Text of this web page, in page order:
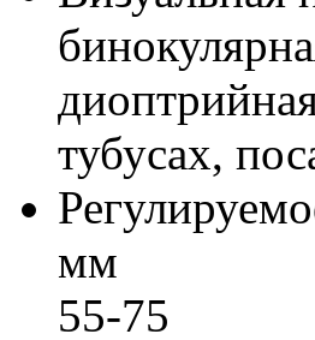
тубусах,
мм
55-75